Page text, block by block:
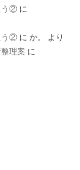
う② に
う② に か。
より
理案 に